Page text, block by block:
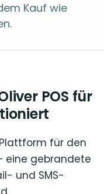
Kauf wie
POS für
für den
eine gebrandete
und SMS-